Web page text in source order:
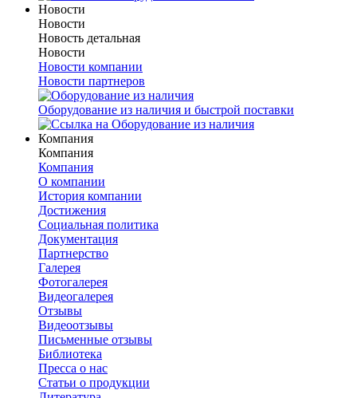
Новости
Новости
Новость детальная
Новости
Новости компании
Новости партнеров
Оборудование из наличия и быстрой поставки
Компания
Компания
Компания
О компании
История компании
Достижения
Социальная политика
Документация
Партнерство
Галерея
Фотогалерея
Видеогалерея
Отзывы
Видеоотзывы
Письменные отзывы
Библиотека
Пресса о нас
Статьи о продукции